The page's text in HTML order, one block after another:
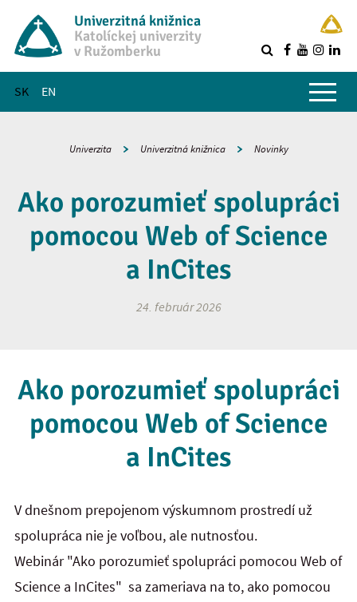
Univerzitná knižnica
Katolíckej univerzity
v Ružomberku
SK EN
Hlavné menu
Univerzita Univerzitná knižnica Novinky
Ako porozumieť spolupráci
pomocou Web of Science
a InCites
24. február 2026
Ako porozumieť spolupráci
pomocou Web of Science
a InCites
V dnešnom prepojenom výskumnom prostredí už
spolupráca nie je voľbou, ale nutnosťou.
Webinár "Ako porozumieť spolupráci pomocou Web of
Science a InCites" sa zameriava na to, ako pomocou